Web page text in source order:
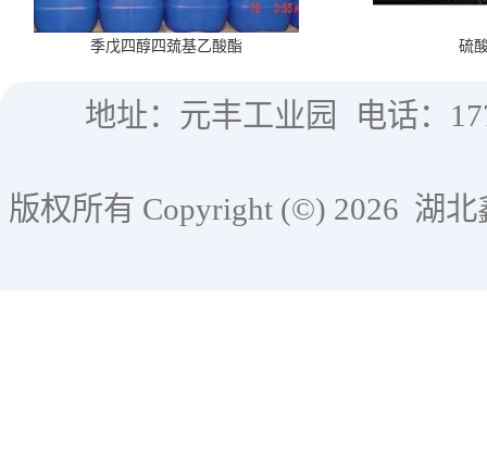
季戊四醇四巯基乙酸酯 硫
地址：元丰工业园 电话：
版权所有 Copyright (©) 2026 湖北